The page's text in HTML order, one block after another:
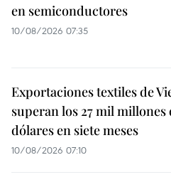
en semiconductores
10/08/2026 07:35
Exportaciones textiles de
superan los 27 mil millones
dólares en siete meses
10/08/2026 07:10